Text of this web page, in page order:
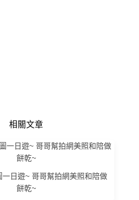
相關文章
一日遊~ 哥哥幫拍網美照和陪做
餅乾~